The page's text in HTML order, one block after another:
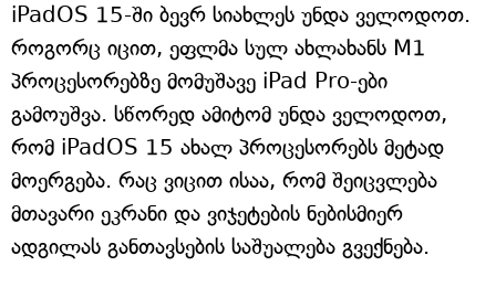
iPadOS 15-ში ბევრ სიახლეს უნდა ველოდოთ.
როგორც იცით, ეფლმა სულ ახლახანს M1
პროცესორებზე მომუშავე iPad Pro-ები
გამოუშვა. სწორედ ამიტომ უნდა ველოდოთ,
რომ iPadOS 15 ახალ პროცესორებს მეტად
მოერგება. რაც ვიცით ისაა, რომ შეიცვლება
მთავარი ეკრანი და ვიჯეტების ნებისმიერ
ადგილას განთავსების საშუალება გვექნება.